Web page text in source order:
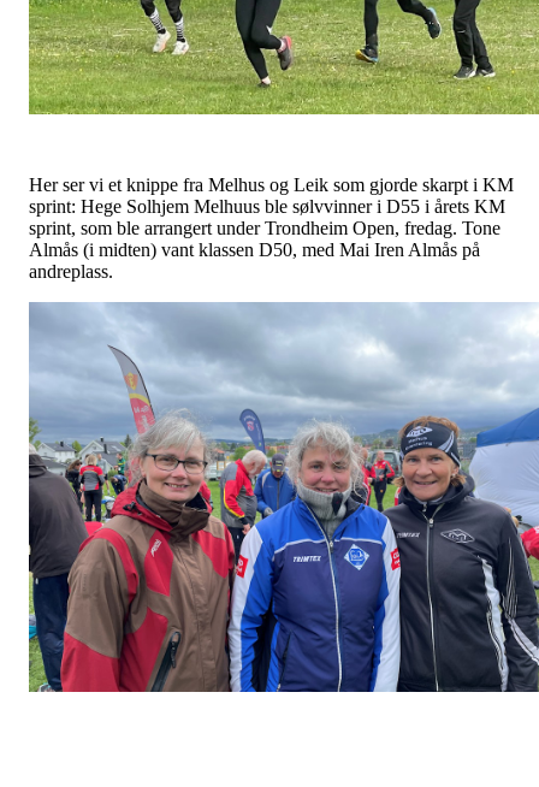
Her ser vi et knippe fra Melhus og Leik som gjorde skarpt i KM
sprint: Hege Solhjem Melhuus ble sølvvinner i D55 i årets KM
sprint, som ble arrangert under Trondheim Open, fredag. Tone
Almås (i midten) vant klassen D50, med Mai Iren Almås på
andreplass.